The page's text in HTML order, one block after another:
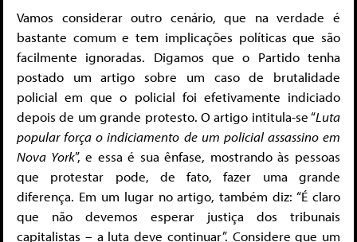
Vamos considerar outro cenário, que na verdade é
bastante comum e tem implicações políticas que são
facilmente ignoradas. Digamos que o Partido tenha
postado um artigo sobre um caso de brutalidade
policial em que o policial foi efetivamente indiciado
depois de um grande protesto. O artigo intitula-se “Luta
popular força o indiciamento de um policial assassino em
Nova York”, e essa é sua ênfase, mostrando às pessoas
que protestar pode, de fato, fazer uma grande
diferença. Em um lugar no artigo, também diz: “É claro
que não devemos esperar justiça dos tribunais
capitalistas – a luta deve continuar”. Considere que um